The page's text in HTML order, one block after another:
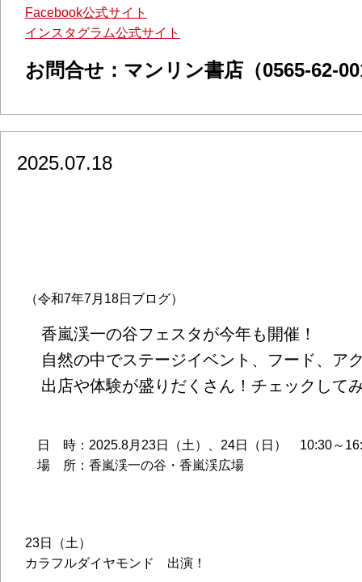
Facebook公式サイト
インスタグラム公式サイト
お問合せ：マンリン書店（0565-62-
2025.07.18
（令和7年7月18日ブログ）
香嵐渓一の谷フェスタが今年も開催！
自然の中でステージイベント、フード、ア
出店や体験が盛りだくさん！チェックして
日 時：2025.8月23日（土）、24日（日） 10:30～
場 所：香嵐渓一の谷・香嵐渓広場
23日（土）
カラフルダイヤモンド 出演！